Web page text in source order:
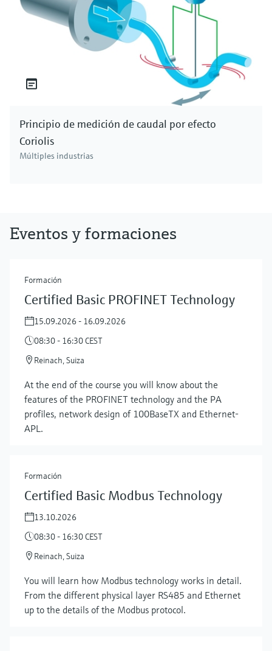
Principio de medición de caudal por efecto
Coriolis
Múltiples industrias
Eventos y formaciones
Formación
Certified Basic PROFINET Technology
15.09.2026 - 16.09.2026
08:30 - 16:30 CEST
Reinach, Suiza
At the end of the course you will know about the
features of the PROFINET technology and the PA
profiles, network design of 100BaseTX and Ethernet-
APL.
Formación
Certified Basic Modbus Technology
13.10.2026
08:30 - 16:30 CEST
Reinach, Suiza
You will learn how Modbus technology works in detail.
From the different physical layer RS485 and Ethernet
up to the details of the Modbus protocol.